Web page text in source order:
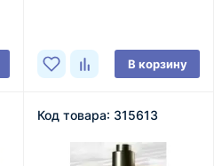
В корзину
Код товара: 315613